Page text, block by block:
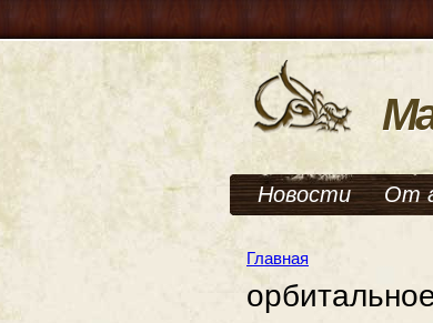
Новости От
Главная